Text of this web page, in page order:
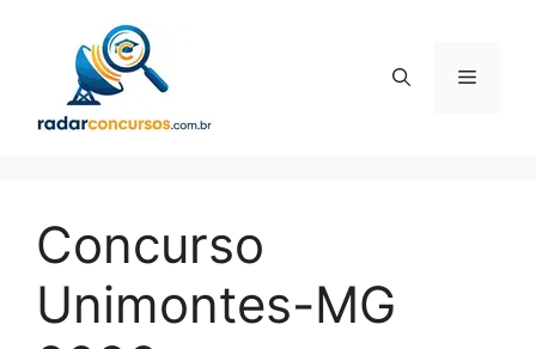
conteúdo
Menu
Concurso
Unimontes-MG